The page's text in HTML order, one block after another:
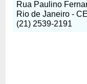
Rua Paulino
Rio de Janeiro -
(21) 2539-2191